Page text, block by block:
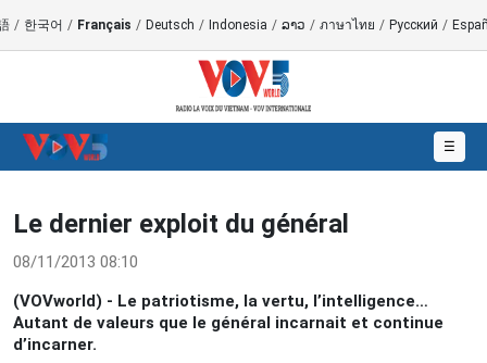
/ 한국어 / Français / Deutsch / Indonesia / ລາວ / ภาษาไทย / Русский /
☰
Le dernier exploit du général
08/11/2013 08:10
(VOVworld) - Le patriotisme, la vertu, l’intelligence…
Autant de valeurs que le général incarnait et continue
d’incarner.